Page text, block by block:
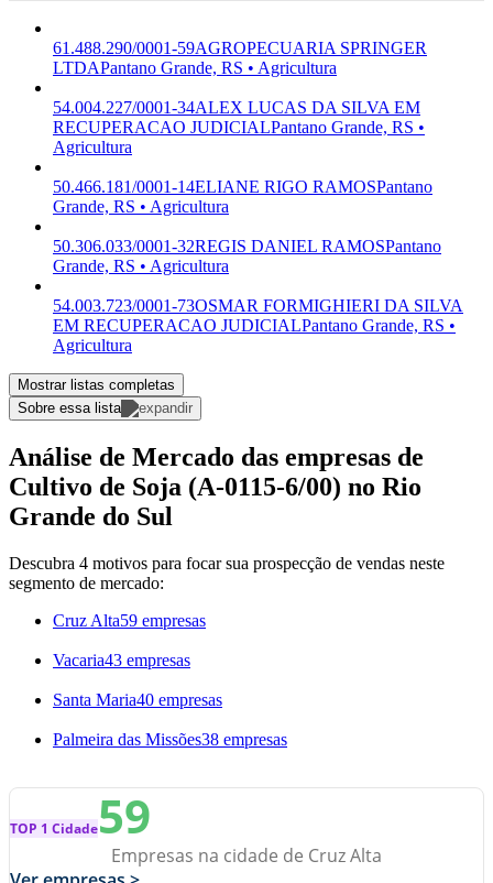
61.488.290/0001-59AGROPECUARIA SPRINGER
LTDAPantano Grande, RS • Agricultura
54.004.227/0001-34ALEX LUCAS DA SILVA EM
RECUPERACAO JUDICIALPantano Grande, RS •
Agricultura
50.466.181/0001-14ELIANE RIGO RAMOSPantano
Grande, RS • Agricultura
50.306.033/0001-32REGIS DANIEL RAMOSPantano
Grande, RS • Agricultura
54.003.723/0001-73OSMAR FORMIGHIERI DA SILVA
EM RECUPERACAO JUDICIALPantano Grande, RS •
Agricultura
Mostrar listas completas
Sobre essa lista
Análise de Mercado das empresas de
Cultivo de Soja (A-0115-6/00) no Rio
Grande do Sul
Descubra 4 motivos para focar sua prospecção de vendas neste
segmento de mercado:
Cruz Alta59 empresas
Vacaria43 empresas
Santa Maria40 empresas
Palmeira das Missões38 empresas
TOP 1 Cidade59
Empresas na cidade de Cruz Alta